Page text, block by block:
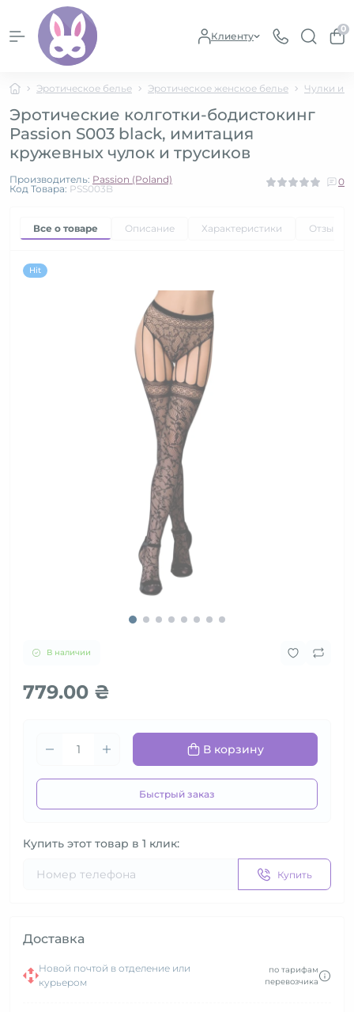
Клиенту
0
Эротическое белье Эротическое женское белье Чулки и
Эротические колготки-бодистокинг
Passion S003 black, имитация
кружевных чулок и трусиков
Производитель: Passion (Poland)
Код Товара: PSS003B
0
Все о товаре Описание Характеристики Отзывы
Hit
В наличии
779.00 ₴
В корзину
Быстрый заказ
Купить этот товар в 1 клик:
Купить
Доставка
Новой почтой в отделение или
курьером
по тарифам
перевозчика